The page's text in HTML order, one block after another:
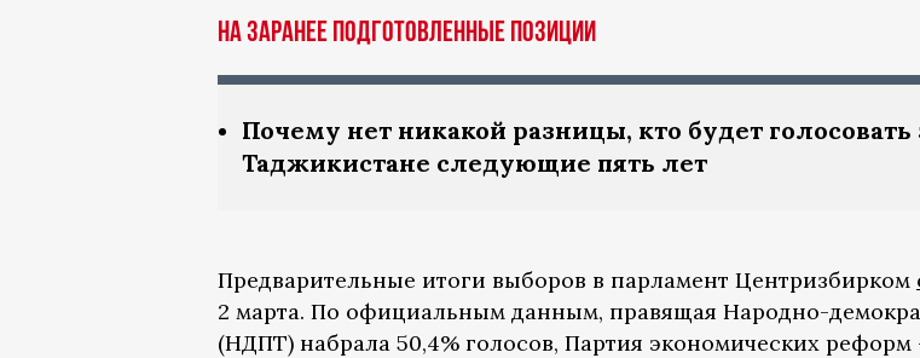
На заранее подготовленные позиции
Почему нет никакой разницы, кто будет голосовать
Таджикистане следующие пять лет
Предварительные итоги выборов в парламент Центризбирком
2 марта. По официальным данным, правящая Народно-
(НДПТ) набрала 50,4% голосов, Партия экономических реформ